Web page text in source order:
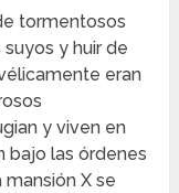
tormentosos
y huir de
eran
y viven en
bajo las órdenes
X se